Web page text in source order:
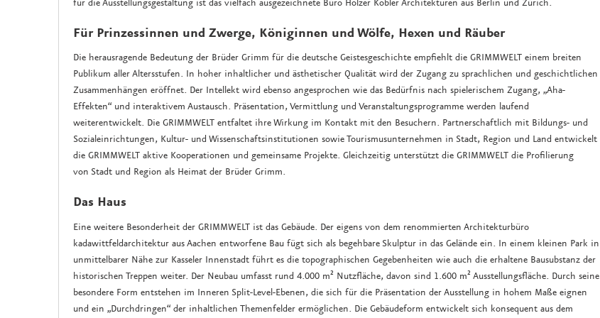
für die Ausstellungsgestaltung ist das vielfach ausgezeichnete Büro Holzer Kobler Architekturen aus Berlin und Zürich.
Für Prinzessinnen und Zwerge, Königinnen und Wölfe, Hexen und Räuber
Die herausragende Bedeutung der Brüder Grimm für die deutsche Geistesgeschichte empfiehlt die GRIMMWELT einem breiten
Publikum aller Altersstufen. In hoher inhaltlicher und ästhetischer Qualität wird der Zugang zu sprachlichen und geschichtlichen
Zusammenhängen eröffnet. Der Intellekt wird ebenso angesprochen wie das Bedürfnis nach spielerischem Zugang, „Aha-
Effekten“ und interaktivem Austausch. Präsentation, Vermittlung und Veranstaltungsprogramme werden laufend
weiterentwickelt. Die GRIMMWELT entfaltet ihre Wirkung im Kontakt mit den Besuchern. Partnerschaftlich mit Bildungs- und
Sozialeinrichtungen, Kultur- und Wissenschaftsinstitutionen sowie Tourismusunternehmen in Stadt, Region und Land entwickelt
die GRIMMWELT aktive Kooperationen und gemeinsame Projekte. Gleichzeitig unterstützt die GRIMMWELT die Profilierung
von Stadt und Region als Heimat der Brüder Grimm.
Das Haus
Eine weitere Besonderheit der GRIMMWELT ist das Gebäude. Der eigens von dem renommierten Architekturbüro
kadawittfeldarchitektur aus Aachen entworfene Bau fügt sich als begehbare Skulptur in das Gelände ein. In einem kleinen Park in
unmittelbarer Nähe zur Kasseler Innenstadt führt es die topographischen Gegebenheiten wie auch die erhaltene Bausubstanz der
historischen Treppen weiter. Der Neubau umfasst rund 4.000 m² Nutzfläche, davon sind 1.600 m² Ausstellungsfläche. Durch seine
besondere Form entstehen im Inneren Split-Level-Ebenen, die sich für die Präsentation der Ausstellung in hohem Maße eignen
und ein „Durchdringen“ der inhaltlichen Themenfelder ermöglichen. Die Gebäudeform entwickelt sich konsequent aus dem